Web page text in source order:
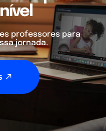
professores para
jornada.